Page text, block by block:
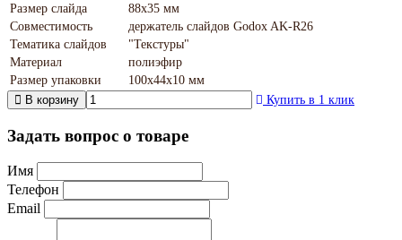
Размер слайда
88х35 мм
Совместимость
держатель слайдов Godox AK-R26
Тематика слайдов
"Текстуры"
Материал
полиэфир
Размер упаковки
100х44х10 мм
В корзину
Купить в 1 клик
Задать вопрос о товаре
Имя
Телефон
Email